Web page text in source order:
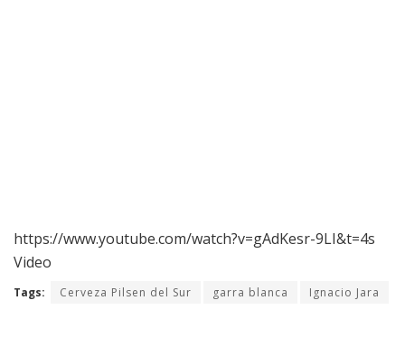
https://www.youtube.com/watch?v=gAdKesr-9LI&t=4s
Video
Tags: Cerveza Pilsen del Sur garra blanca Ignacio Jara